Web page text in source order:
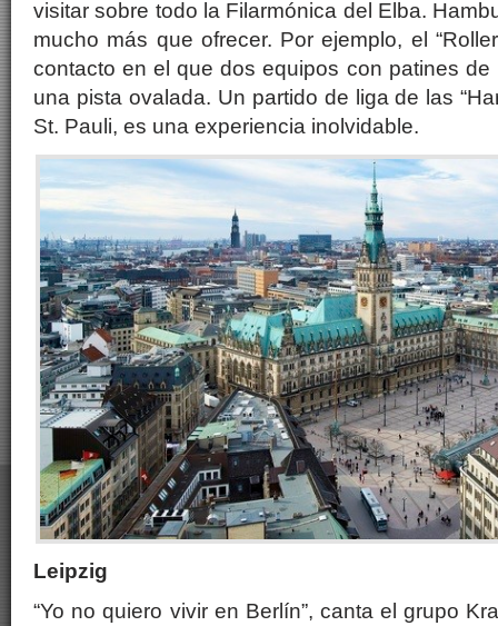
visitar sobre todo la Filarmónica del Elba.
mucho más que ofrecer. Por ejemplo, el
contacto en el que dos equipos con patines
una pista ovalada. Un partido de liga de las
St. Pauli, es una experiencia inolvidable.
Leipzig
“Yo no quiero vivir en Berlín”, canta el grupo